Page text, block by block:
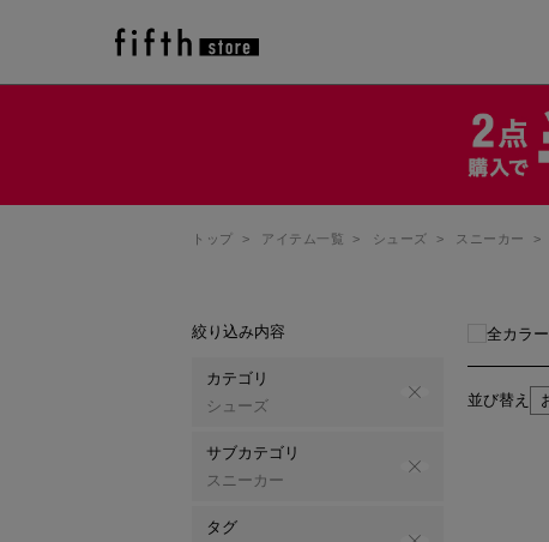
トップ > アイテム一覧 > シューズ > スニーカー >
絞り込み内容
カテゴリ
シューズ
サブカテゴリ
スニーカー
タグ
全カラー
並び替え